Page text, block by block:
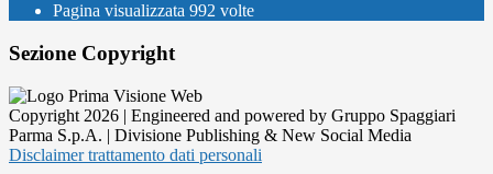
Pagina visualizzata 992 volte
Sezione Copyright
Copyright 2026 | Engineered and powered by Gruppo Spaggiari
Parma S.p.A. | Divisione Publishing & New Social Media
Disclaimer trattamento dati personali